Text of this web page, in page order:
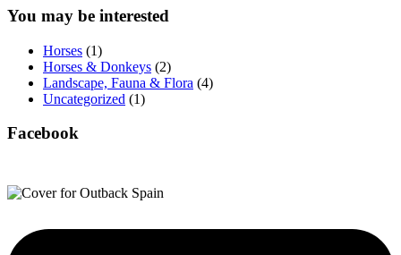
You may be interested
Horses (1)
Horses & Donkeys (2)
Landscape, Fauna & Flora (4)
Uncategorized (1)
Facebook